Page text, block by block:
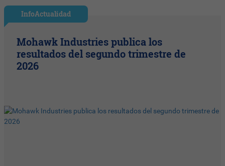
InfoActualidad
Mohawk Industries publica los
resultados del segundo trimestre de
2026